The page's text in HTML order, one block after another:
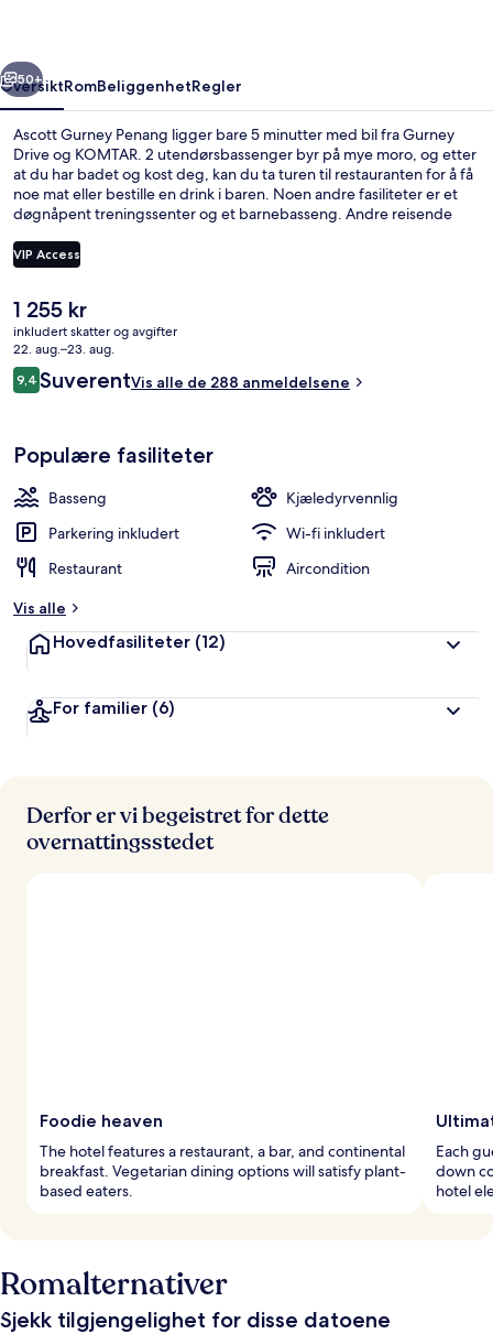
Neste
50+
OversiktRomBeliggenhetRegler
Ascott Gurney Penang ligger bare 5 minutter med bil fra Gurney
Drive og KOMTAR. 2 utendørsbassenger byr på mye moro, og etter
at du har badet og kost deg, kan du ta turen til restauranten for å få
noe mat eller bestille en drink i baren. Noen andre fasiliteter er et
døgnåpent treningssenter og et barnebasseng. Andre reisende
VIP Access
Den
nåværende
prisen
er
1 255 kr
1 255 kr
inkludert skatter og avgifter
22. aug.–23. aug.
Anmeldelser
9,49,4 av 10 –
SuverentVis alle de 288 anmeldelsene
Populære fasiliteter
Basseng
Kjæledyrvennlig
Parkering inkludert
Wi-fi inkludert
Restaurant
Aircondition
Vis alle
Hovedfasiliteter (12)
For familier (6)
Derfor er vi begeistret for dette
overnattingsstedet
Foodie heaven
The hotel features a restaurant, a bar, and continental
breakfast. Vegetarian dining options will satisfy plant-
based eaters.
Each
down
hotel
Romalternativer
Sjekk tilgjengelighet for disse datoene